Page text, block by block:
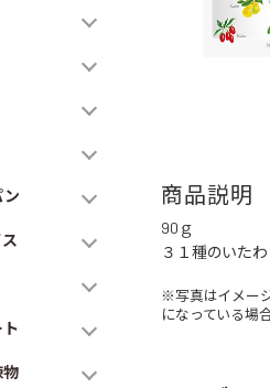
ン
物
商品説明
90ｇ
３１種のいた
※写真はイメー
になっている場